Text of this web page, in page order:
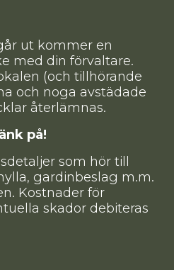
ut kommer en
med din förvaltare.
(och tillhörande
och noga avstädade
återlämnas.
på!
som hör till
gardinbeslag m.m.
Kostnader för
skador debiteras